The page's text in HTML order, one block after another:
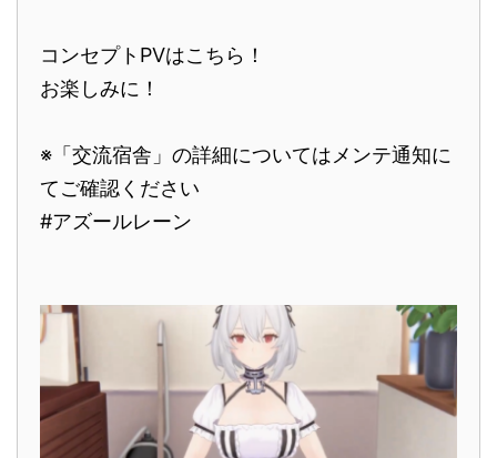
コンセプトPVはこちら！
お楽しみに！
※「交流宿舎」の詳細についてはメンテ通知に
てご確認ください
#アズールレーン